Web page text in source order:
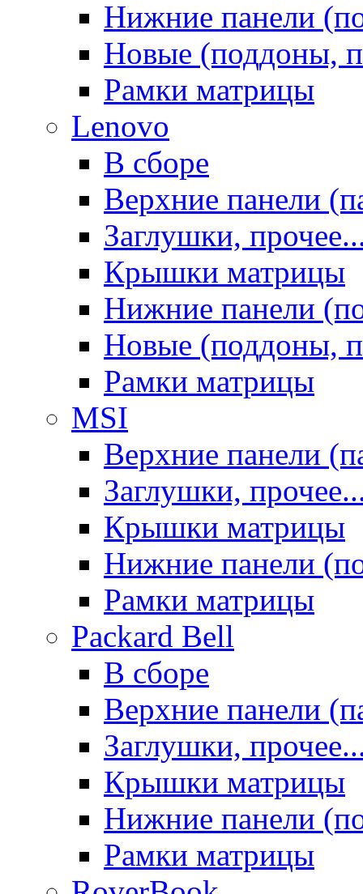
Нижние панели
Новые (поддоны,
Рамки матрицы
Lenovo
В сборе
Верхние панели
Заглушки,
Крышки матрицы
Нижние панели
Новые (поддоны,
Рамки матрицы
MSI
Верхние панели
Заглушки,
Крышки матрицы
Нижние панели
Рамки матрицы
Packard Bell
В сборе
Верхние панели
Заглушки,
Крышки матрицы
Нижние панели
Рамки матрицы